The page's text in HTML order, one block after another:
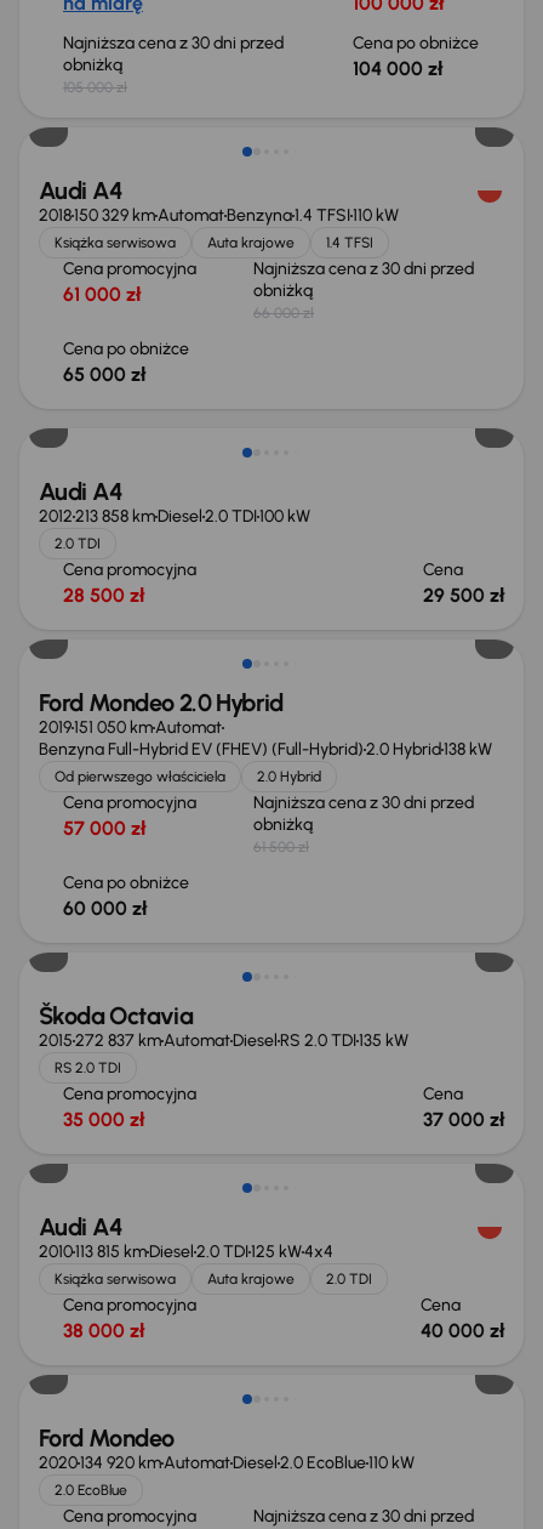
Najniższa cena z 30 dni przed
obniżką
105 000 zł
Cena po obniżce
104 000 zł
Taniej o 1 000 zł
Audi A4
2018150 329 kmAutomatBenzyna1.4 TFSI110 kW
Książka serwisowa Auta krajowe 1.4 TFSI
Cena promocyjna
61 000 zł
Najniższa cena z 30 dni przed
obniżką
66 000 zł
Cena po obniżce
65 000 zł
Audi A4
2012213 858 kmDiesel2.0 TDI100 kW
2.0 TDI
Cena promocyjna
28 500 zł
Cena
29 500 zł
Taniej o 1 500 zł
Ford Mondeo 2.0 Hybrid
2019151 050 kmAutomat
Benzyna Full-Hybrid EV (FHEV) (Full-Hybrid)2.0 Hybrid138 kW
Od pierwszego właściciela 2.0 Hybrid
Cena promocyjna
57 000 zł
Najniższa cena z 30 dni przed
obniżką
61 500 zł
Cena po obniżce
60 000 zł
Škoda Octavia
2015272 837 kmAutomatDiesel RS 2.0 TDI135 kW
RS 2.0 TDI
Cena promocyjna
35 000 zł
Cena
37 000 zł
Audi A4
2010113 815 kmDiesel2.0 TDI125 kW4x4
Książka serwisowa Auta krajowe 2.0 TDI
Cena promocyjna
38 000 zł
Cena
40 000 zł
Taniej o 1 000 zł
Ford Mondeo
2020134 920 kmAutomatDiesel2.0 EcoBlue110 kW
2.0 EcoBlue
Cena promocyjna
Najniższa cena z 30 dni przed